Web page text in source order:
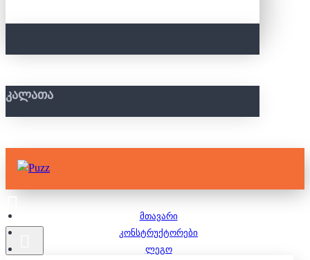
ᲙᲐᲚᲐᲗᲐ
მთავარი
კონსტრუქტორები
ლეგო